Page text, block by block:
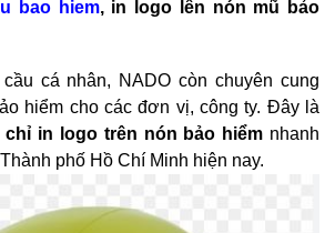
bao hiem, in logo lên nón mũ bảo
cá nhân, NADO còn chuyên cung
hiểm cho các đơn vị, công ty. Đây là
chỉ in logo trên nón bảo hiểm nhanh
phố Hồ Chí Minh hiện nay.